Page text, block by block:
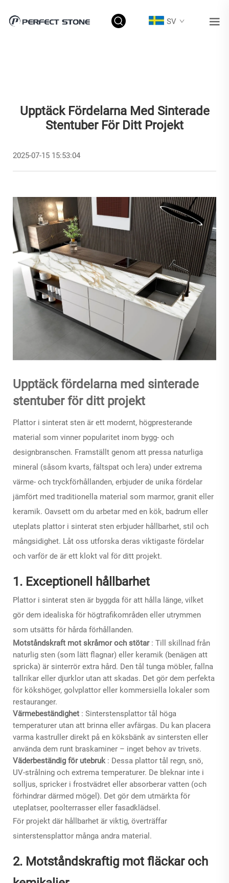
SV
Upptäck Fördelarna Med Sinterade
Stentuber För Ditt Projekt
2025-07-15 15:53:04
Upptäck fördelarna med sinterade
stentuber för ditt projekt
Plattor i sinterat sten är ett modernt, högpresterande
material som vinner popularitet inom bygg- och
designbranschen. Framställt genom att pressa naturliga
mineral (såsom kvarts, fältspat och lera) under extrema
värme- och tryckförhållanden, erbjuder de unika fördelar
jämfört med traditionella material som marmor, granit eller
keramik. Oavsett om du arbetar med en kök, badrum eller
uteplats plattor i sinterat sten erbjuder hållbarhet, stil och
mångsidighet. Låt oss utforska deras viktigaste fördelar
och varför de är ett klokt val för ditt projekt.
1. Exceptionell hållbarhet
Plattor i sinterat sten är byggda för att hålla länge, vilket
gör dem idealiska för högtrafikområden eller utrymmen
som utsätts för hårda förhållanden.
Motståndskraft mot skråmor och stötar : Till skillnad från
naturlig sten (som lätt flagnar) eller keramik (benägen att
spricka) är sinterrör extra hård. Den tål tunga möbler, fallna
tallrikar eller djurklor utan att skadas. Det gör dem perfekta
för kökshöger, golvplattor eller kommersiella lokaler som
restauranger.
Värmebeständighet : Sinterstensplattor tål höga
temperaturer utan att brinna eller avfärgas. Du kan placera
varma kastruller direkt på en köksbänk av sintersten eller
använda dem runt braskaminer – inget behov av trivets.
Väderbeständig för utebruk : Dessa plattor tål regn, snö,
UV-strålning och extrema temperaturer. De bleknar inte i
solljus, spricker i frostvädret eller absorberar vatten (och
förhindrar därmed mögel). Det gör dem utmärkta för
uteplatser, poolterrasser eller fasadklädsel.
För projekt där hållbarhet är viktig, överträffar
sinterstensplattor många andra material.
2. Motståndskraftig mot fläckar och